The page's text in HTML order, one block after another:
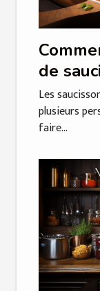
de
Les
plusieurs
faire...